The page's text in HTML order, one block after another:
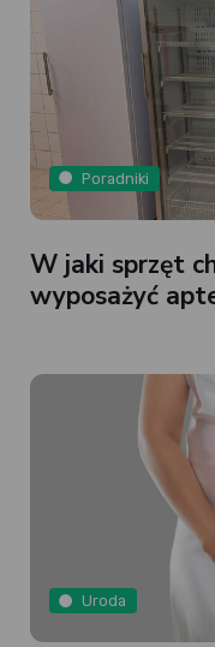
Poradniki
W jaki sprzęt
wyposażyć
Uroda